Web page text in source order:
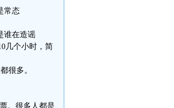
常态
谁在造谣
几个小时，简
很多。
。很多人都是